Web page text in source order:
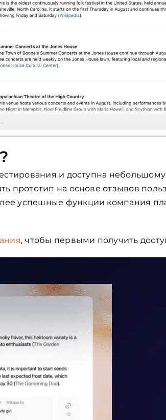
и доступна
прототип на основе отзывов
успешные функции компания
, чтобы первыми получить